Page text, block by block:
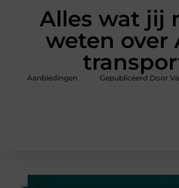
Alles wat jij
weten over
Aanbiedingen Gepubliceerd Door